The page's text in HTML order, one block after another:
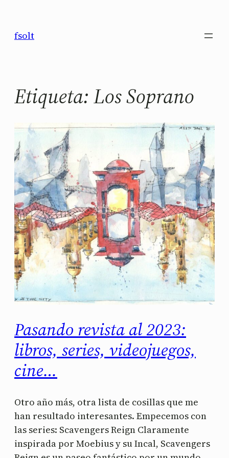
contenido
fsolt
Etiqueta: Los Soprano
Pasando revista al 2023:
libros, series, videojuegos,
cine…
Otro año más, otra lista de cosillas que me
han resultado interesantes. Empecemos con
las series: Scavengers Reign Claramente
inspirada por Moebius y su Incal, Scavengers